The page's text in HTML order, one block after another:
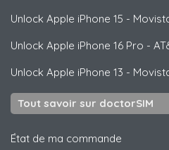
Unlock Apple iPhone 15 -
Unlock Apple iPhone 16 Pro -
Unlock Apple iPhone 13 -
Tout savoir sur doctorSIM
État de ma commande